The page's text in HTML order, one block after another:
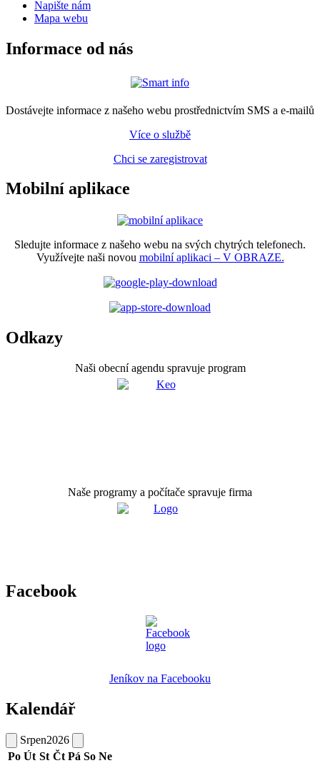
Napište nám
Mapa webu
Informace od nás
Dostávejte informace z našeho webu prostřednictvím SMS a e-mailů
Více o službě
Chci se zaregistrovat
Mobilní aplikace
Sledujte informace z našeho webu na svých chytrých telefonech.
Využívejte naši novou mobilní aplikaci – V OBRAZE.
Odkazy
Naši obecní agendu spravuje program
Naše programy a počítače spravuje firma
Facebook
Jeníkov na Facebooku
Kalendář
Srpen2026
Po Út St Čt Pá So Ne